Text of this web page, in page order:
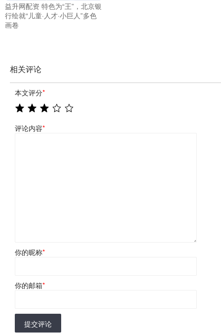
益升网配资 特色为“王”，北京银
行绘就“儿童·人才·小巨人”多色
画卷
相关评论
本文评分*
评论内容*
你的昵称*
你的邮箱*
提交评论